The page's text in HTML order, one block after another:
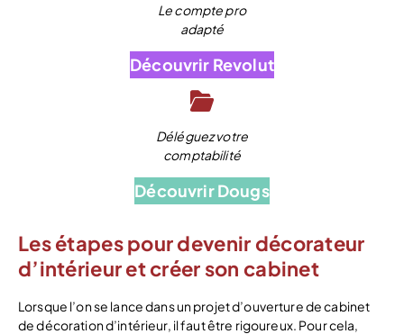
Le compte pro
adapté
Découvrir Revolut
Déléguez votre
comptabilité
Découvrir Dougs
Les étapes pour devenir décorateur
d’intérieur et créer son cabinet
Lorsque l’on se lance dans un projet d’ouverture de cabinet
de décoration d’intérieur, il faut être rigoureux. Pour cela,